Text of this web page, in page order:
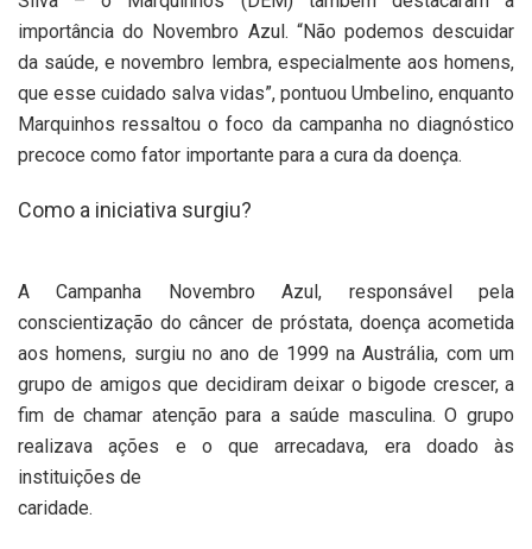
importância do Novembro Azul. “Não podemos descuidar
da saúde, e novembro lembra, especialmente aos homens,
que esse cuidado salva vidas”, pontuou Umbelino, enquanto
Marquinhos ressaltou o foco da campanha no diagnóstico
precoce como fator importante para a cura da doença.
Como a iniciativa surgiu?
A Campanha Novembro Azul, responsável pela
conscientização do câncer de próstata, doença acometida
aos homens, surgiu no ano de 1999 na Austrália, com um
grupo de amigos que decidiram deixar o bigode crescer, a
fim de chamar atenção para a saúde masculina. O grupo
realizava ações e o que arrecadava, era doado às
instituições de
caridade.